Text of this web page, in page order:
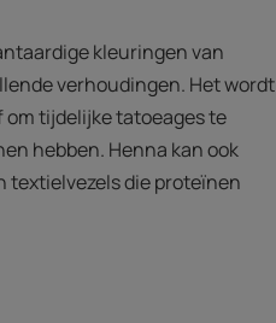
kleuringen van
verhoudingen. Het wordt
om tijdelijke tatoeages te
hebben. Henna kan ook
textielvezels die proteïnen